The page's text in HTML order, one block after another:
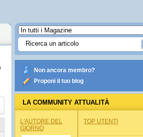
Non ancora membro?
Proponi il tuo blog
LA COMMUNITY ATTUALITÀ
L'AUTORE DEL
GIORNO
TOP UTENTI